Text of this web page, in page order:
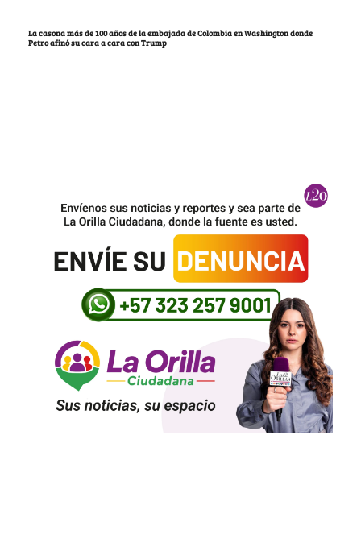
La casona más de 100 años de la embajada de Colombia en Washington donde
Petro afinó su cara a cara con Trump